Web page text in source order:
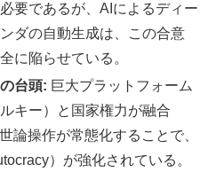
要であるが、AIによるディー
ダの自動生成は、この合意
に陥らせている。
台頭: 巨大プラットフォーム
キー）と国家権力が融合
論操作が常態化することで、
）が強化されている。